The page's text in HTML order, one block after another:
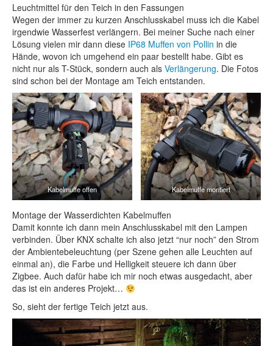
Leuchtmittel für den Teich in den Fassungen
Wegen der immer zu kurzen Anschlusskabel muss ich die Kabel
irgendwie Wasserfest verlängern. Bei meiner Suche nach einer
Lösung vielen mir dann diese IP68 Muffen von Pollin in die
Hände, wovon ich umgehend ein paar bestellt habe. Gibt es
nicht nur als T-Stück, sondern auch als Verlängerung. Die Fotos
sind schon bei der Montage am Teich entstanden.
Kabelmuffe offen Kabelmuffe montiert
Montage der Wasserdichten Kabelmuffen
Damit konnte ich dann mein Anschlusskabel mit den Lampen
verbinden. Über KNX schalte ich also jetzt “nur noch” den Strom
der Ambientebeleuchtung (per Szene gehen alle Leuchten auf
einmal an), die Farbe und Helligkeit steuere ich dann über
Zigbee. Auch dafür habe ich mir noch etwas ausgedacht, aber
das ist ein anderes Projekt…
So, sieht der fertige Teich jetzt aus.